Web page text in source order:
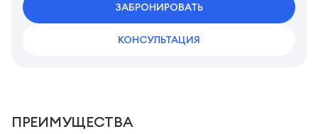
ЗАБРОНИРОВАТЬ
КОНСУЛЬТАЦИЯ
ПРЕИМУЩЕСТВА